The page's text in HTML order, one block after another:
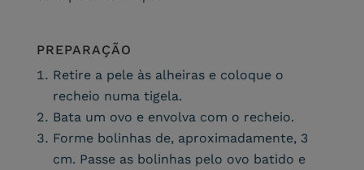
PREPARAÇÃO
Retire a pele às alheiras e coloque o
recheio numa tigela.
Bata um ovo e envolva com o recheio.
Forme bolinhas de, aproximadamente, 3
cm. Passe as bolinhas pelo ovo batido e